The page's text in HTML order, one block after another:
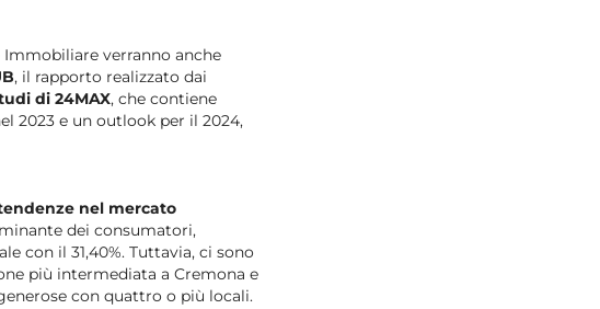
verranno anche
, il rapporto realizzato dai
di 24MAX, che contiene
2023 e un outlook per il 2024,
nel mercato
dei consumatori,
con il 31,40%. Tuttavia, ci sono
più intermediata a Cremona e
con quattro o più locali.